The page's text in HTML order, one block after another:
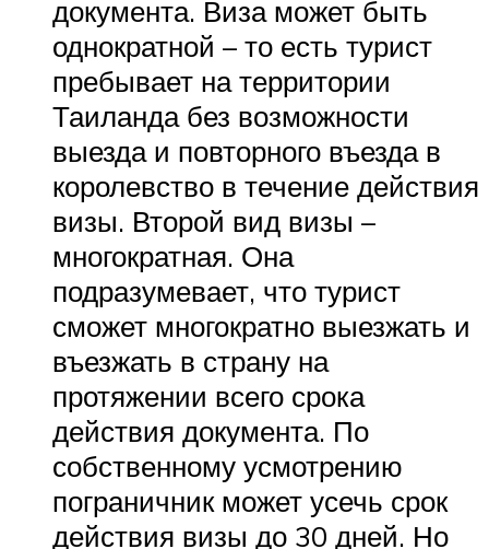
документа. Виза может быть
однократной – то есть турист
пребывает на территории
Таиланда без возможности
выезда и повторного въезда в
королевство в течение действия
визы. Второй вид визы –
многократная. Она
подразумевает, что турист
сможет многократно выезжать и
въезжать в страну на
протяжении всего срока
действия документа. По
собственному усмотрению
пограничник может усечь срок
действия визы до 30 дней. Но